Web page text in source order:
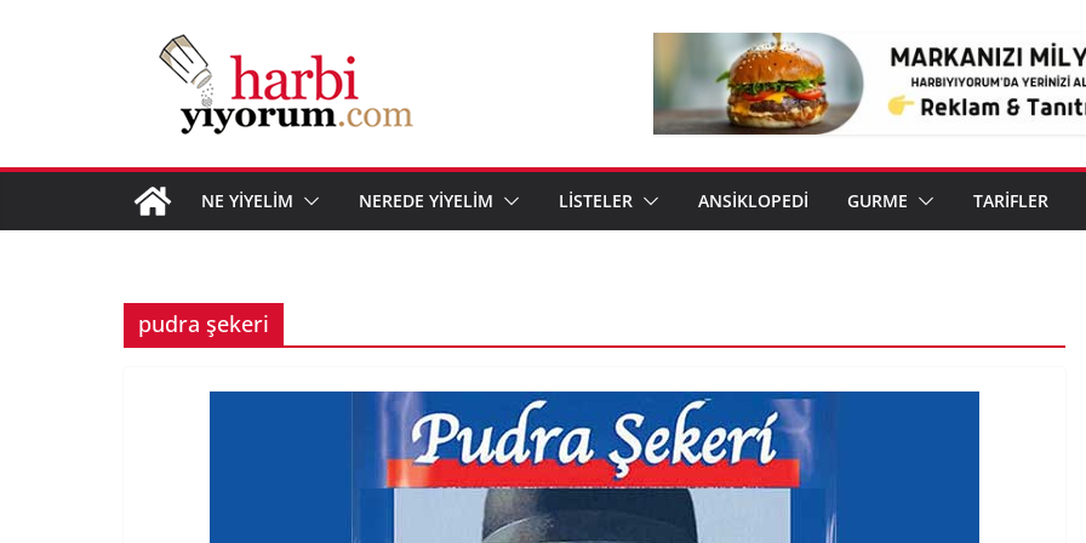
NE YİYELİM NEREDE YİYELİM LİSTELER ANSİKLOPEDİ GURME TARİFLER
pudra şekeri